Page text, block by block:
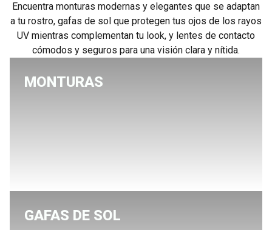
Encuentra monturas modernas y elegantes que se adaptan
a tu rostro, gafas de sol que protegen tus ojos de los rayos
UV mientras complementan tu look, y lentes de contacto
cómodos y seguros para una visión clara y nítida.
MONTURAS
GAFAS DE SOL